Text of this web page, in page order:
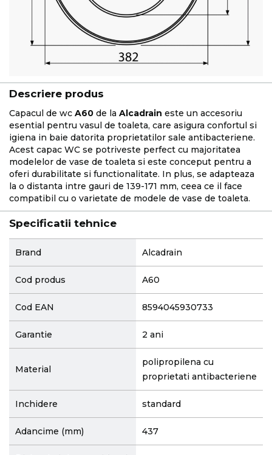
Descriere produs
Capacul de wc A60 de la Alcadrain este un accesoriu
esential pentru vasul de toaleta, care asigura confortul si
igiena in baie datorita proprietatilor sale antibacteriene.
Acest capac WC se potriveste perfect cu majoritatea
modelelor de vase de toaleta si este conceput pentru a
oferi durabilitate si functionalitate. In plus, se adapteaza
la o distanta intre gauri de 139-171 mm, ceea ce il face
compatibil cu o varietate de modele de vase de toaleta.
Specificatii tehnice
Brand Alcadrain
Cod produs A60
Cod EAN 8594045930733
Garantie 2 ani
Material
polipropilena cu
proprietati antibacteriene
Inchidere standard
Adancime (mm) 437